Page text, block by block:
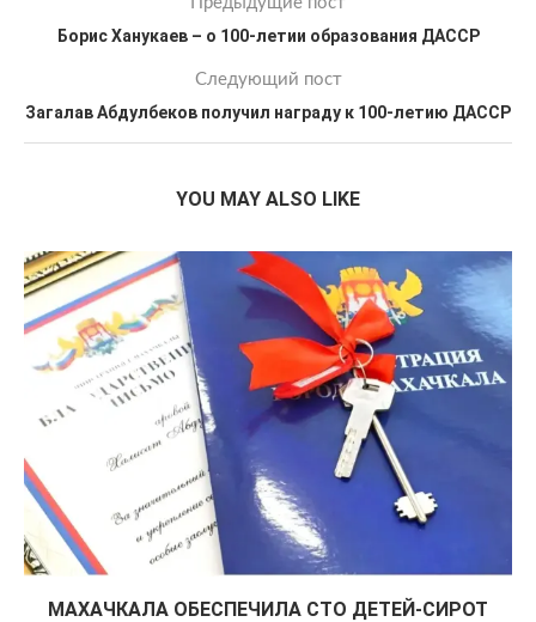
Борис Ханукаев – о 100-летии образования ДАССР
Следующий пост
Загалав Абдулбеков получил награду к 100-летию ДАССР
YOU MAY ALSO LIKE
МАХАЧКАЛА ОБЕСПЕЧИЛА СТО ДЕТЕЙ-СИРОТ